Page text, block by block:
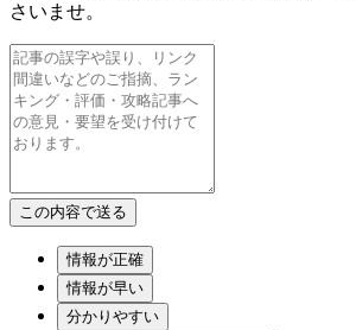
さいませ。
情報が正確
情報が早い
分かりやすい